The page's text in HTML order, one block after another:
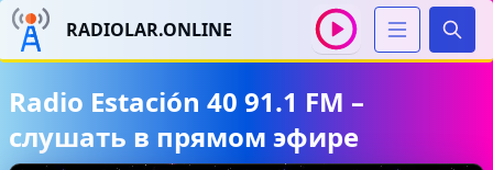
RADIOLAR.ONLINE
Radio Estación 40 91.1 FM –
слушать в прямом эфире